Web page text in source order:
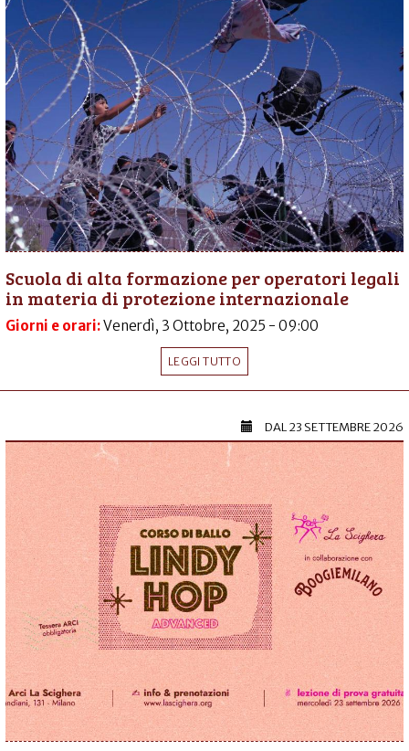
Scuola di alta formazione per operatori legali
in materia di protezione internazionale
Giorni e orari:Venerdì, 3 Ottobre, 2025 - 09:00
LEGGI TUTTO
DAL23 SETTEMBRE 2026